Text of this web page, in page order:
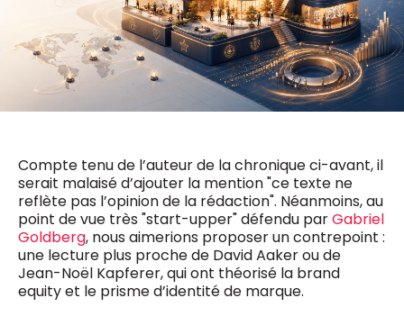
Compte tenu de l’auteur de la chronique ci-avant, il
serait malaisé d’ajouter la mention "ce texte ne
reflète pas l’opinion de la rédaction". Néanmoins, au
point de vue très "start-upper" défendu parGabriel
Goldberg, nous aimerions proposer un contrepoint :
une lecture plus proche de David Aaker ou de
Jean-Noël Kapferer, qui ont théorisé la brand
equity et le prisme d’identité de marque.
0498 88 64 89
f.bouchar@mm.be
Chief Editor
Griet Byl
0475 97 12 57
Chief Editor
Damien Lemaire
0477 37 31 65
d.lemaire@mm.be
VALIDER
NOTRE CONTENU DIGITAL :
5 x week
MM e - News
1 x week
MM Brunch
1 x week
MM Tech
10 x year
MM Best of
Research
10 x year
MM Blue
4 x year
MM Magazine
(digital)